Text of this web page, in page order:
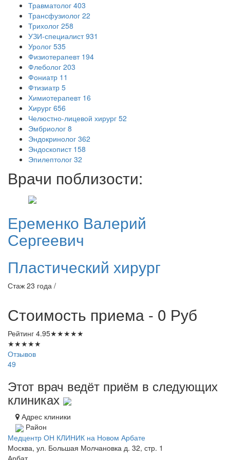
Травматолог 403
Трансфузиолог 22
Трихолог 258
УЗИ-специалист 931
Уролог 535
Физиотерапевт 194
Флеболог 203
Фониатр 11
Фтизиатр 5
Химиотерапевт 16
Хирург 656
Челюстно-лицевой хирург 52
Эмбриолог 8
Эндокринолог 362
Эндоскопист 158
Эпилептолог 32
Врачи поблизости:
Еременко Валерий
Сергеевич
Пластический хирург
Стаж 23 года /
Стоимость приема - 0 Руб
Рейтинг 4.95★★★★★
★★★★★
Отзывов
49
Этот врач ведёт приём в следующих
клиниках
Адрес клиники
Район
Медцентр ОН КЛИНИК на Новом Арбате
Москва, ул. Большая Молчановка д. 32, стр. 1
Арбат